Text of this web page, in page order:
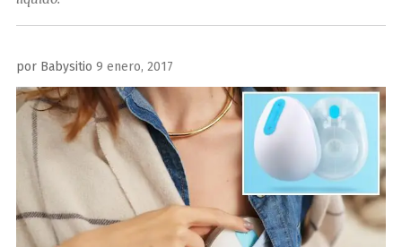
por Babysitio Publicado
el
9 enero, 2017